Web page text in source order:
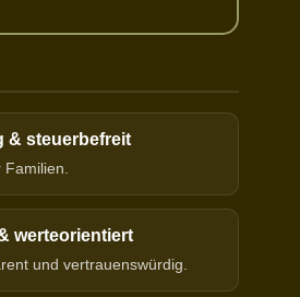
& steuerbefreit
werteorientiert
und vertrauenswürdig.